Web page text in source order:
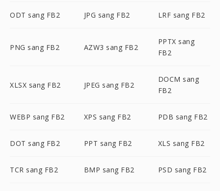
ODT sang FB2 JPG sang FB2 LRF sang FB2
PNG sang FB2 AZW3 sang FB2
PPTX sang
FB2
XLSX sang FB2 JPEG sang FB2
DOCM sang
FB2
WEBP sang FB2 XPS sang FB2 PDB sang FB2
DOT sang FB2 PPT sang FB2 XLS sang FB2
TCR sang FB2 BMP sang FB2 PSD sang FB2